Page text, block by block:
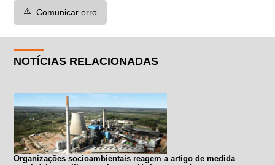
⚠️ Comunicar erro
NOTÍCIAS RELACIONADAS
Organizações socioambientais reagem a artigo de medida